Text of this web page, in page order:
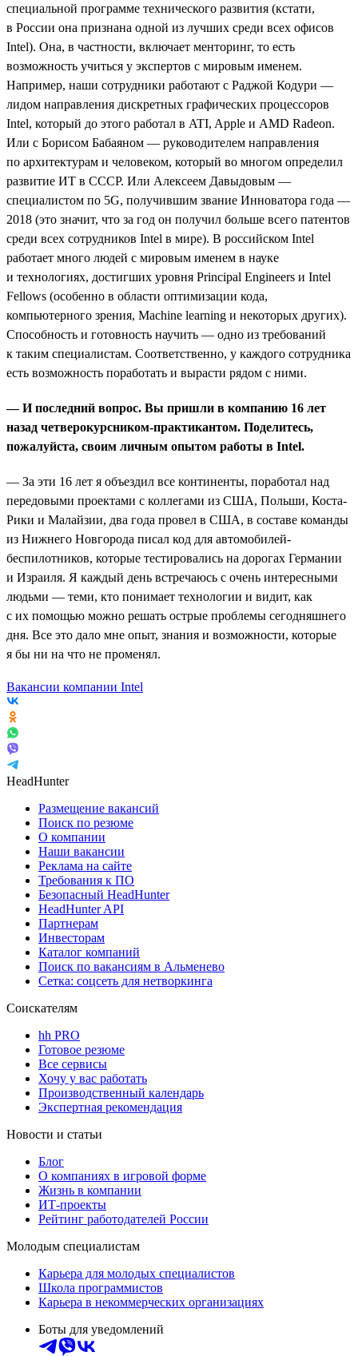
специальной программе технического развития (кстати,
в России она признана одной из лучших среди всех офисов
Intel). Она, в частности, включает менторинг, то есть
возможность учиться у экспертов с мировым именем.
Например, наши сотрудники работают с Раджой Кодури —
лидом направления дискретных графических процессоров
Intel, который до этого работал в ATI, Apple и AMD Radeon.
Или с Борисом Бабаяном — руководителем направления
по архитектурам и человеком, который во многом определил
развитие ИТ в СССР. Или Алексеем Давыдовым —
специалистом по 5G, получившим звание Инноватора года —
2018 (это значит, что за год он получил больше всего патентов
среди всех сотрудников Intel в мире). В российском Intel
работает много людей с мировым именем в науке
и технологиях, достигших уровня Principal Engineers и Intel
Fellows (особенно в области оптимизации кода,
компьютерного зрения, Machine learning и некоторых других).
Способность и готовность научить — одно из требований
к таким специалистам. Соответственно, у каждого сотрудника
есть возможность поработать и вырасти рядом с ними.
— И последний вопрос. Вы пришли в компанию 16 лет
назад четверокурсником-практикантом. Поделитесь,
пожалуйста, своим личным опытом работы в Intel.
— За эти 16 лет я объездил все континенты, поработал над
передовыми проектами с коллегами из США, Польши, Коста-
Рики и Малайзии, два года провел в США, в составе команды
из Нижнего Новгорода писал код для автомобилей-
беспилотников, которые тестировались на дорогах Германии
и Израиля. Я каждый день встречаюсь с очень интересными
людьми — теми, кто понимает технологии и видит, как
с их помощью можно решать острые проблемы сегодняшнего
дня. Все это дало мне опыт, знания и возможности, которые
я бы ни на что не променял.
Вакансии компании Intel
HeadHunter
Размещение вакансий
Поиск по резюме
О компании
Наши вакансии
Реклама на сайте
Требования к ПО
Безопасный HeadHunter
HeadHunter API
Партнерам
Инвесторам
Каталог компаний
Поиск по вакансиям в Альменево
Сетка: соцсеть для нетворкинга
Соискателям
hh PRO
Готовое резюме
Все сервисы
Хочу у вас работать
Производственный календарь
Экспертная рекомендация
Новости и статьи
Блог
О компаниях в игровой форме
Жизнь в компании
ИТ-проекты
Рейтинг работодателей России
Молодым специалистам
Карьера для молодых специалистов
Школа программистов
Карьера в некоммерческих организациях
Боты для уведомлений